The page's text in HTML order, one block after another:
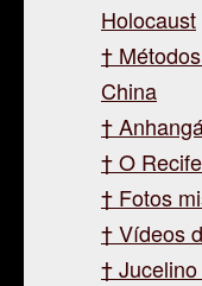
Holocaust
China
O
Fotos
Vídeos